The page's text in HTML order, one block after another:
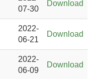
07-30
Download
2022-
06-21
Download
2022-
06-09
Download